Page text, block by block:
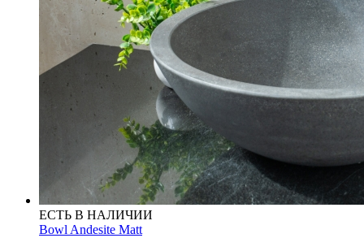
ЕСТЬ В НАЛИЧИИ
Bowl Andesite Matt